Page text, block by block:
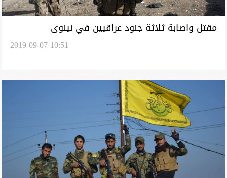
مقتل واصابة ثلاثة جنود عراقيين في نينوى
2019-09-07 10:51